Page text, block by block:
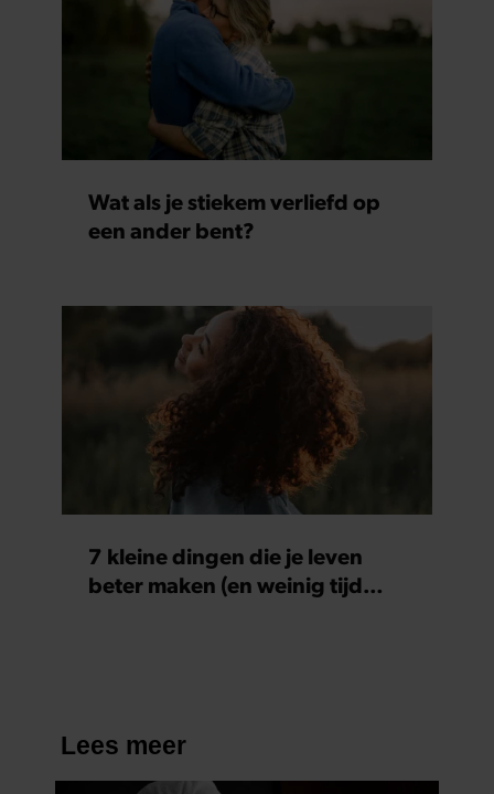
Wat als je stiekem verliefd op
een ander bent?
7 kleine dingen die je leven
beter maken (en weinig tijd